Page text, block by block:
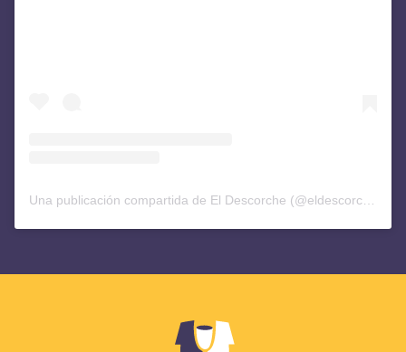
Una publicación compartida de El Descorche (@eldescorchediario)